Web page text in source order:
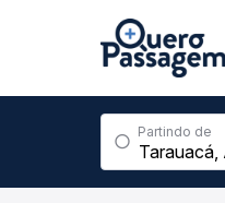
Partindo de